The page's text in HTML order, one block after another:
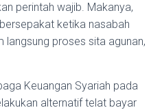
perintah wajib. Makanya,
ketika nasabah
proses sita agunan,
Keuangan Syariah pada
alternatif telat bayar